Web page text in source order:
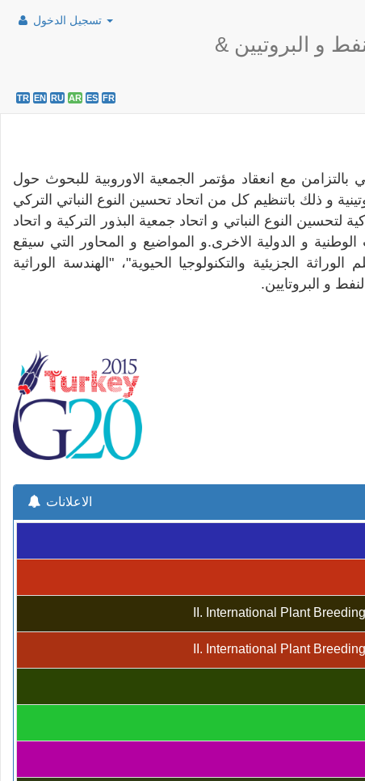
و البروتيين
TR EN RU AR ES FR
بالتزامن مع انعقاد مؤتمر الجمعية الاوروبية للبحوث حول
و ذلك باتنظيم كل من اتحاد تحسين النوع النباتي التركي
النوع النباتي و اتحاد جمعية البذور التركية و اتحاد
و الدولية الاخرى.و المواضيع و المحاور التي سيقع
الجزيئية والتكنولوجيا الحيوية"، "الهندسة الوراثية
و البروتايين.
الاعلانات